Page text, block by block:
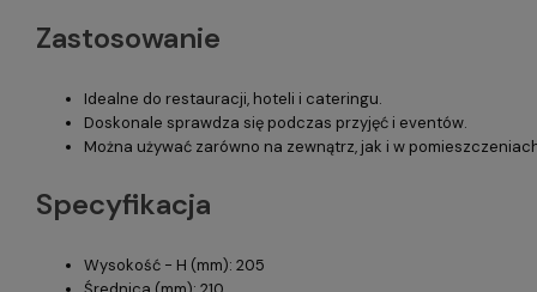
Zastosowanie
Idealne do restauracji, hoteli i cateringu.
Doskonale sprawdza się podczas przyjęć i eventów.
Można używać zarówno na zewnątrz, jak i w
Specyfikacja
Wysokość - H (mm): 205